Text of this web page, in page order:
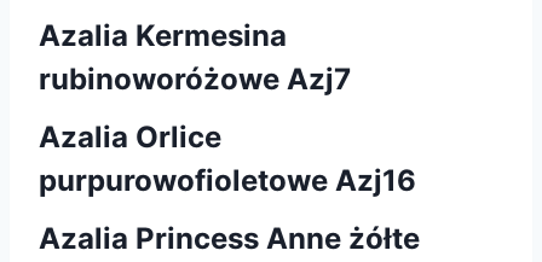
Azalia Kermesina
rubinoworóżowe Azj7
Azalia Orlice
purpurowofioletowe Azj16
Azalia Princess Anne żółte